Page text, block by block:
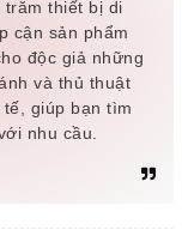
thiết bị di
cận sản phẩm
độc giả những
và thủ thuật
giúp bạn tìm
nhu cầu.